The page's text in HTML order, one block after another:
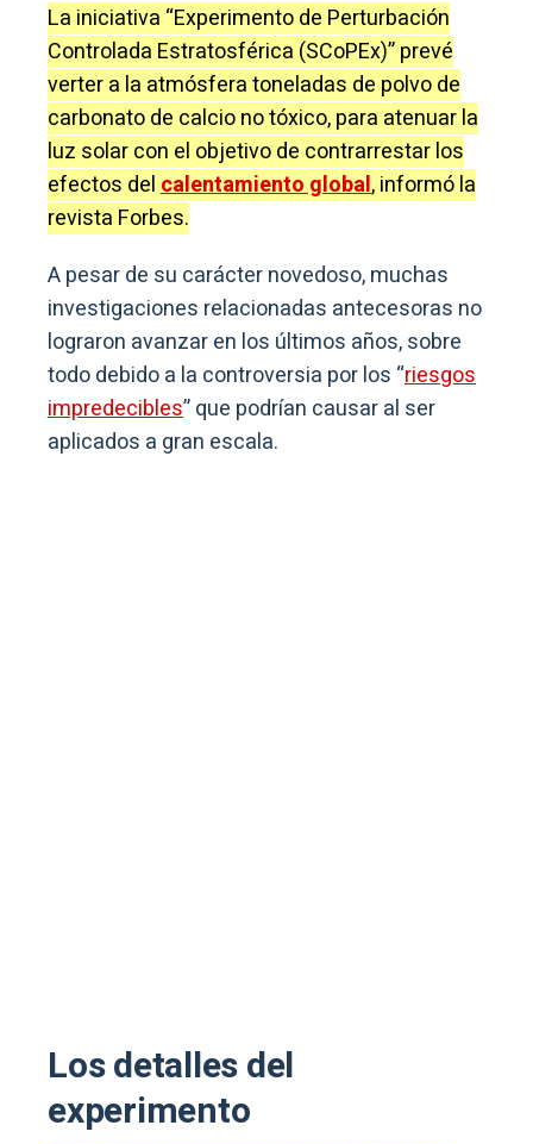
La iniciativa “Experimento de Perturbación
Controlada Estratosférica (SCoPEx)” prevé
verter a la atmósfera toneladas de polvo de
carbonato de calcio no tóxico, para atenuar la
luz solar con el objetivo de contrarrestar los
efectos delcalentamiento global, informó la
revista Forbes.
A pesar de su carácter novedoso, muchas
investigaciones relacionadas antecesoras no
lograron avanzar en los últimos años, sobre
todo debido a la controversia por los “riesgos
impredecibles” que podrían causar al ser
aplicados a gran escala.
Los detalles del
experimento